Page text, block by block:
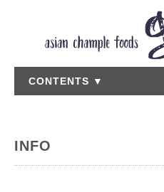
CONTENTS ▼
INFO